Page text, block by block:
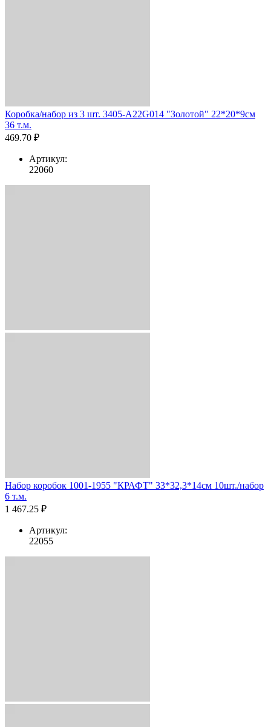
Коробка/набор из 3 шт. 3405-A22G014 "Золотой" 22*20*9см
36 т.м.
469.70 ₽
Артикул:
22060
Набор коробок 1001-1955 "КРАФТ" 33*32,3*14см 10шт./набор
6 т.м.
1 467.25 ₽
Артикул:
22055